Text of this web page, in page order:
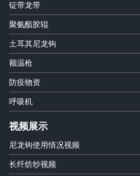
锭带龙带
聚氨酯胶辊
土耳其尼龙钩
额温枪
防疫物资
呼吸机
视频展示
尼龙钩使用情况视频
长纤纺纱视频